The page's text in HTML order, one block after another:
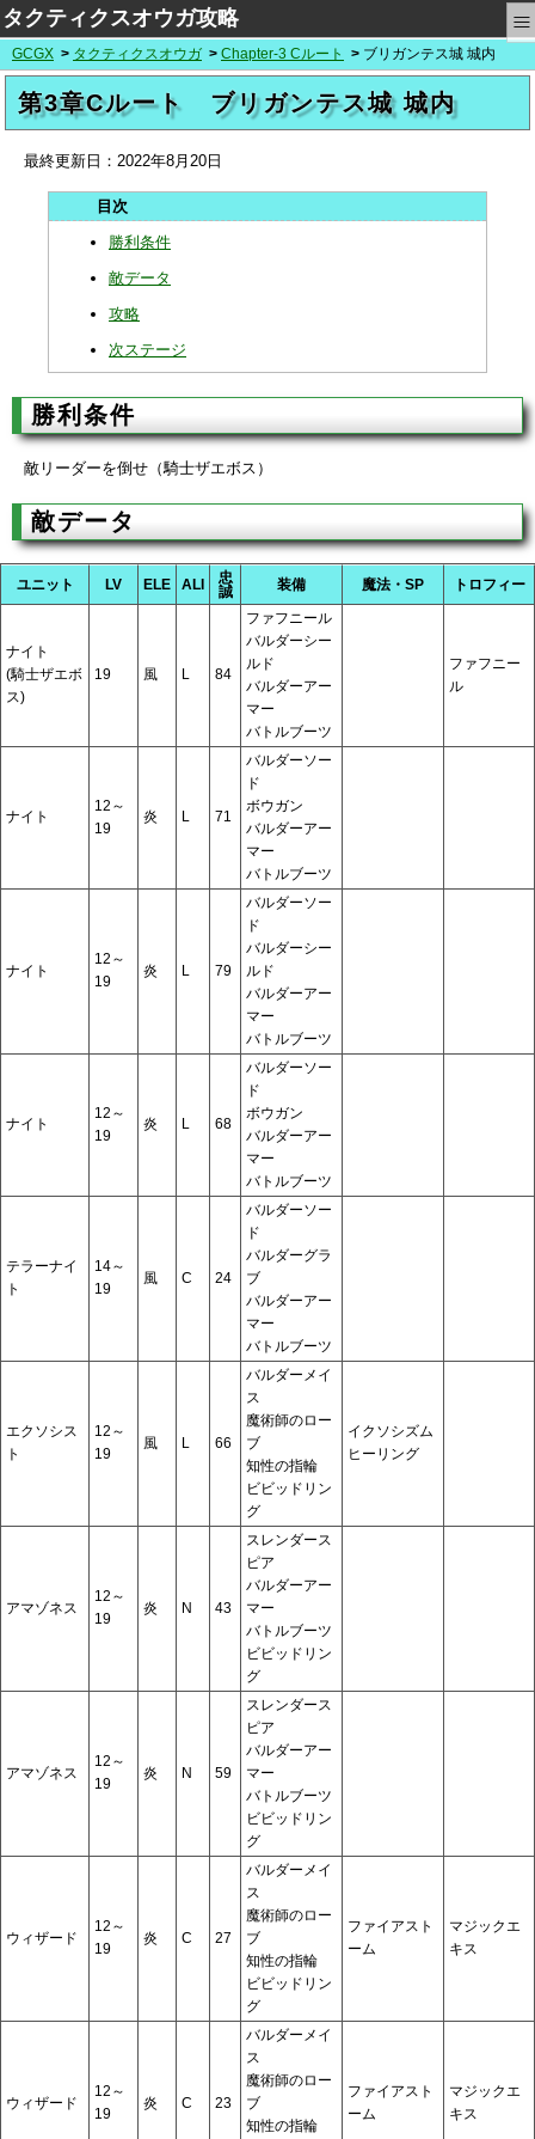
タクティクスオウガ攻略 ≡
GCGX タクティクスオウガ Chapter-3 Cルート ブリガンテス城 城内
第3章Cルート ブリガンテス城 城内
最終更新日： 2022年8月20日
勝利条件
敵データ
攻略
次ステージ
勝利条件
敵リーダーを倒せ（騎士ザエボス）
敵データ
ユニット LV ELE ALI
忠
誠
装備 魔法・SP トロフィー
ナイト
(騎士ザエボ
ス)
19 風 L 84
ファフニール
バルダーシー
ルド
バルダーアー
マー
バトルブーツ
ファフニー
ル
ナイト
12～
19
炎 L 71
バルダーソー
ド
ボウガン
バルダーアー
マー
バトルブーツ
ナイト
12～
19
炎 L 79
バルダーソー
ド
バルダーシー
ルド
バルダーアー
マー
バトルブーツ
ナイト
12～
19
炎 L 68
バルダーソー
ド
ボウガン
バルダーアー
マー
バトルブーツ
テラーナイ
ト
14～
19
風 C 24
バルダーソー
ド
バルダーグラ
ブ
バルダーアー
マー
バトルブーツ
エクソシス
ト
12～
19
風 L 66
バルダーメイ
ス
魔術師のロー
ブ
知性の指輪
ビビッドリン
グ
イクソシズム
ヒーリング
アマゾネス
12～
19
炎 N 43
スレンダース
ピア
バルダーアー
マー
バトルブーツ
ビビッドリン
グ
アマゾネス
12～
19
炎 N 59
スレンダース
ピア
バルダーアー
マー
バトルブーツ
ビビッドリン
グ
ウィザード
12～
19
炎 C 27
バルダーメイ
ス
魔術師のロー
ブ
知性の指輪
ビビッドリン
グ
ファイアスト
ーム
マジックエ
キス
ウィザード
12～
19
炎 C 23
バルダーメイ
ス
魔術師のロー
ブ
知性の指輪
ファイアスト
ーム
マジックエ
キス